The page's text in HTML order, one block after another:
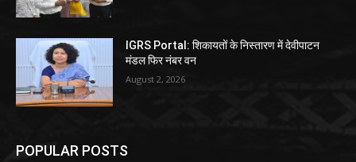
IGRS Portal: शिकायतों के निस्तारण में देवीपाटन
मंडल फिर नंबर वन
August 2, 2026
POPULAR POSTS